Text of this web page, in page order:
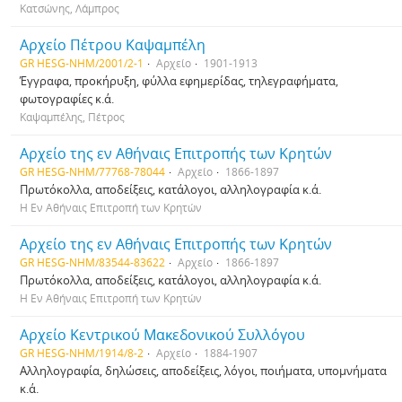
Κατσώνης, Λάμπρος
Αρχείο Πέτρου Καψαμπέλη
GR HESG-NHM/2001/2-1 Αρχείο 1901-1913
Έγγραφα, προκήρυξη, φύλλα εφημερίδας, τηλεγραφήματα,
φωτογραφίες κ.ά.
Καψαμπέλης, Πέτρος
Αρχείο της εν Αθήναις Επιτροπής των Κρητών
GR HESG-NHM/77768-78044 Αρχείο 1866-1897
Πρωτόκολλα, αποδείξεις, κατάλογοι, αλληλογραφία κ.ά.
Η Εν Αθήναις Επιτροπή των Κρητών
Αρχείο της εν Αθήναις Επιτροπής των Κρητών
GR HESG-NHM/83544-83622 Αρχείο 1866-1897
Πρωτόκολλα, αποδείξεις, κατάλογοι, αλληλογραφία κ.ά.
Η Εν Αθήναις Επιτροπή των Κρητών
Αρχείο Κεντρικού Μακεδονικού Συλλόγου
GR HESG-NHM/1914/8-2 Αρχείο 1884-1907
Αλληλογραφία, δηλώσεις, αποδείξεις, λόγοι, ποιήματα, υπομνήματα
κ.ά.